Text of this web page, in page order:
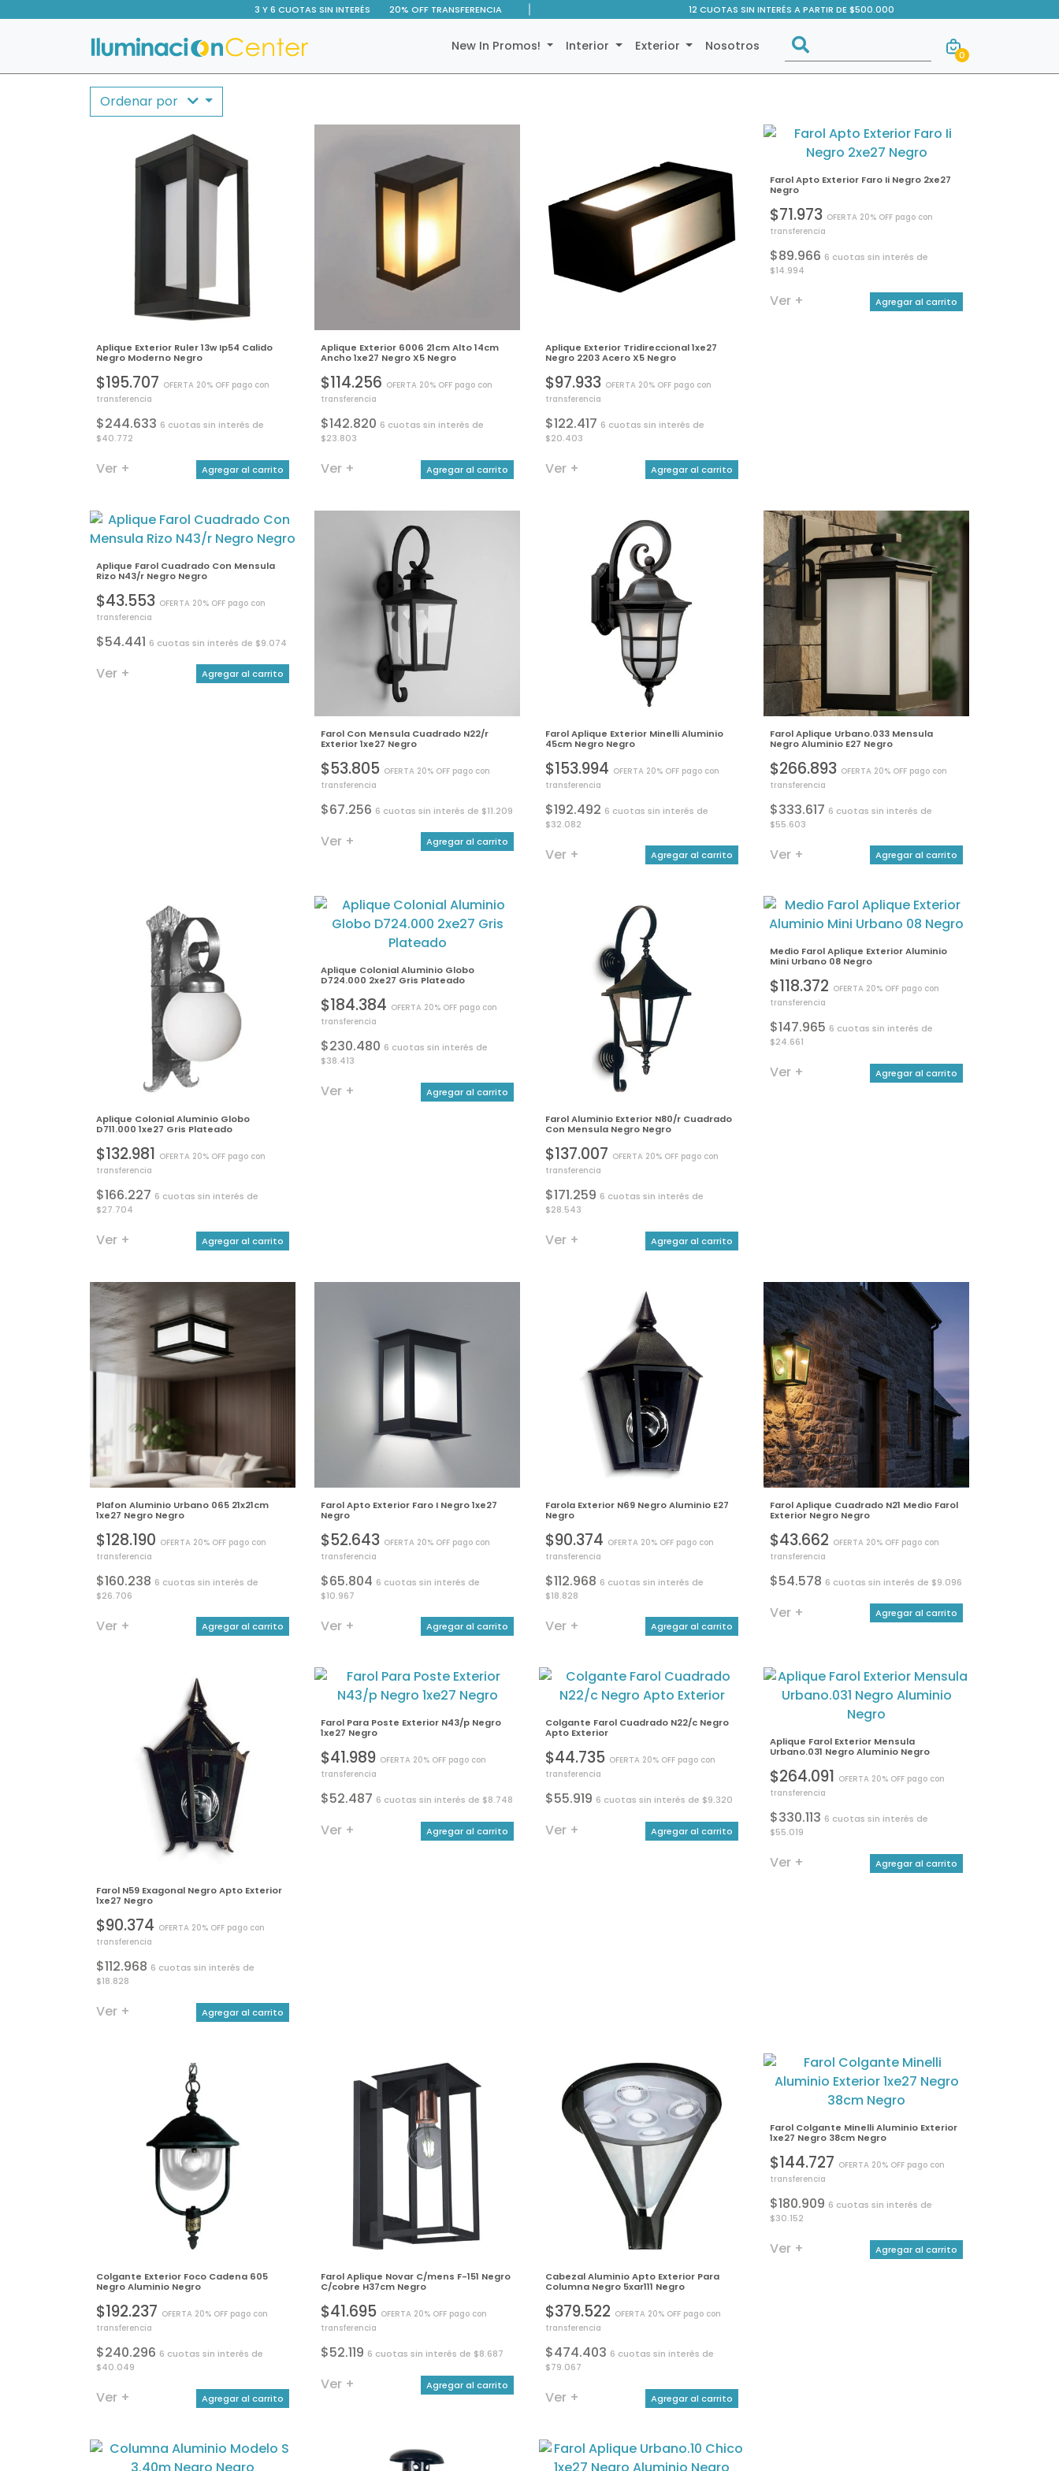
3 Y 6 CUOTAS SIN INTERÉS 20% OFF TRANSFERENCIA 12 CUOTAS SIN INTERÉS A PARTIR DE $500.000
New In Promos! Interior Exterior Nosotros
Buscar
Buscar
0
Ordenar por
Aplique Exterior Ruler 13w Ip54 Calido
Negro Moderno Negro
$195.707 OFERTA 20% OFF pago con
transferencia
$244.633 6 cuotas sin interés de
$40.772
Ver + Agregar al carrito
Aplique Exterior 6006 21cm Alto 14cm
Ancho 1xe27 Negro X5 Negro
$114.256 OFERTA 20% OFF pago con
transferencia
$142.820 6 cuotas sin interés de
$23.803
Ver + Agregar al carrito
Aplique Exterior Tridireccional 1xe27
Negro 2203 Acero X5 Negro
$97.933 OFERTA 20% OFF pago con
transferencia
$122.417 6 cuotas sin interés de
$20.403
Ver + Agregar al carrito
Farol Apto Exterior Faro Ii Negro 2xe27
Negro
$71.973 OFERTA 20% OFF pago con
transferencia
$89.966 6 cuotas sin interés de
$14.994
Ver + Agregar al carrito
Aplique Farol Cuadrado Con Mensula
Rizo N43/r Negro Negro
$43.553 OFERTA 20% OFF pago con
transferencia
$54.441 6 cuotas sin interés de $9.074
Ver + Agregar al carrito
Farol Con Mensula Cuadrado N22/r
Exterior 1xe27 Negro
$53.805 OFERTA 20% OFF pago con
transferencia
$67.256 6 cuotas sin interés de $11.209
Ver + Agregar al carrito
Farol Aplique Exterior Minelli Aluminio
45cm Negro Negro
$153.994 OFERTA 20% OFF pago con
transferencia
$192.492 6 cuotas sin interés de
$32.082
Ver + Agregar al carrito
Farol Aplique Urbano.033 Mensula
Negro Aluminio E27 Negro
$266.893 OFERTA 20% OFF pago con
transferencia
$333.617 6 cuotas sin interés de
$55.603
Ver + Agregar al carrito
Aplique Colonial Aluminio Globo
D711.000 1xe27 Gris Plateado
$132.981 OFERTA 20% OFF pago con
transferencia
$166.227 6 cuotas sin interés de
$27.704
Ver + Agregar al carrito
Aplique Colonial Aluminio Globo
D724.000 2xe27 Gris Plateado
$184.384 OFERTA 20% OFF pago con
transferencia
$230.480 6 cuotas sin interés de
$38.413
Ver + Agregar al carrito
Farol Aluminio Exterior N80/r Cuadrado
Con Mensula Negro Negro
$137.007 OFERTA 20% OFF pago con
transferencia
$171.259 6 cuotas sin interés de
$28.543
Ver + Agregar al carrito
Medio Farol Aplique Exterior Aluminio
Mini Urbano 08 Negro
$118.372 OFERTA 20% OFF pago con
transferencia
$147.965 6 cuotas sin interés de
$24.661
Ver + Agregar al carrito
Plafon Aluminio Urbano 065 21x21cm
1xe27 Negro Negro
$128.190 OFERTA 20% OFF pago con
transferencia
$160.238 6 cuotas sin interés de
$26.706
Ver + Agregar al carrito
Farol Apto Exterior Faro I Negro 1xe27
Negro
$52.643 OFERTA 20% OFF pago con
transferencia
$65.804 6 cuotas sin interés de
$10.967
Ver + Agregar al carrito
Farola Exterior N69 Negro Aluminio E27
Negro
$90.374 OFERTA 20% OFF pago con
transferencia
$112.968 6 cuotas sin interés de
$18.828
Ver + Agregar al carrito
Farol Aplique Cuadrado N21 Medio Farol
Exterior Negro Negro
$43.662 OFERTA 20% OFF pago con
transferencia
$54.578 6 cuotas sin interés de $9.096
Ver + Agregar al carrito
Farol N59 Exagonal Negro Apto Exterior
1xe27 Negro
$90.374 OFERTA 20% OFF pago con
transferencia
$112.968 6 cuotas sin interés de
$18.828
Ver + Agregar al carrito
Farol Para Poste Exterior N43/p Negro
1xe27 Negro
$41.989 OFERTA 20% OFF pago con
transferencia
$52.487 6 cuotas sin interés de $8.748
Ver + Agregar al carrito
Colgante Farol Cuadrado N22/c Negro
Apto Exterior
$44.735 OFERTA 20% OFF pago con
transferencia
$55.919 6 cuotas sin interés de $9.320
Ver + Agregar al carrito
Aplique Farol Exterior Mensula
Urbano.031 Negro Aluminio Negro
$264.091 OFERTA 20% OFF pago con
transferencia
$330.113 6 cuotas sin interés de
$55.019
Ver + Agregar al carrito
Colgante Exterior Foco Cadena 605
Negro Aluminio Negro
$192.237 OFERTA 20% OFF pago con
transferencia
$240.296 6 cuotas sin interés de
$40.049
Ver + Agregar al carrito
Farol Aplique Novar C/mens F-151 Negro
C/cobre H37cm Negro
$41.695 OFERTA 20% OFF pago con
transferencia
$52.119 6 cuotas sin interés de $8.687
Ver + Agregar al carrito
Cabezal Aluminio Apto Exterior Para
Columna Negro 5xar111 Negro
$379.522 OFERTA 20% OFF pago con
transferencia
$474.403 6 cuotas sin interés de
$79.067
Ver + Agregar al carrito
Farol Colgante Minelli Aluminio Exterior
1xe27 Negro 38cm Negro
$144.727 OFERTA 20% OFF pago con
transferencia
$180.909 6 cuotas sin interés de
$30.152
Ver + Agregar al carrito